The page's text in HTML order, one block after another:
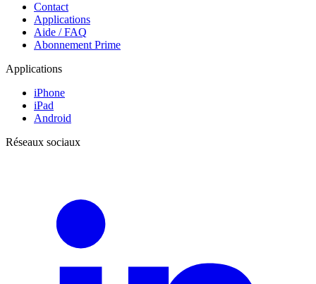
Contact
Applications
Aide / FAQ
Abonnement Prime
Applications
iPhone
iPad
Android
Réseaux sociaux